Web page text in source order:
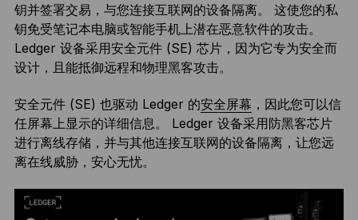
钥并签署交易，与您连接互联网的设备隔离。 这使您的私
钥免受笔记本电脑或智能手机上潜在恶意软件的攻击。
Ledger 设备采用安全元件 (SE) 芯片，因为它专为安全而
设计，且能抵御远程和物理黑客攻击。
安全元件 (SE) 也驱动 Ledger 的安全屏幕 ，因此您可以信
任屏幕上显示的详细信息。 Ledger 设备采用防黑客芯片
进行离线存储，并与其他连接互联网的设备隔离，让您远
离在线威胁，安心无忧。